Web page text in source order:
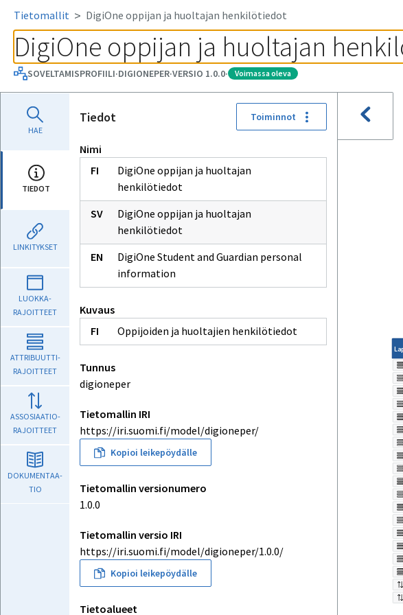
Tietomallit DigiOne oppijan ja huoltajan henkilötiedot
DigiOne oppijan ja huoltajan
SOVELTAMISPROFIILI·DIGIONEPER·VERSIO 1.0.0· voimassa oleva
Tiedot Toiminnot
Nimi
DigiOne oppijan ja huoltajan
henkilötiedot
DigiOne oppijan ja huoltajan
henkilötiedot
DigiOne Student and Guardian personal
information
Kuvaus
Oppijoiden ja huoltajien henkilötiedot
Tunnus
digioneper
Tietomallin IRI
https://iri.suomi.fi/model/digioneper/
Kopioi leikepöydälle
Tietomallin versionumero
1.0.0
Tietomallin versio IRI
https://iri.suomi.fi/model/digioneper/1.0.0/
Kopioi leikepöydälle
Tietoalueet
HAE
TIEDOT
LINKITYKSET
LUOKKA-
RAJOITTEET
ATTRIBUUTTI-
RAJOITTEET
ASSOSIAATIO-
RAJOITTEET
DOKUMENTAA-
TIO